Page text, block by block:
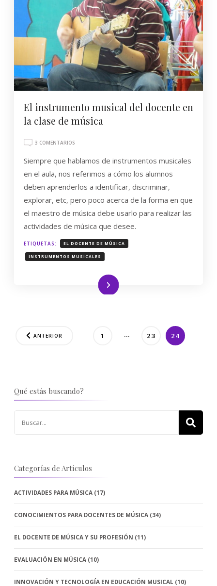
El instrumento musical del docente en
la clase de música
3 COMENTARIOS
INSTRUMENTO
DEL
DOCENTE
LA
CLASE
MÚSICA
Siempre que hablamos de instrumentos musicales
en el aula, nos referimos a cómo los alumnos
deben aprenderlos a identificar, discriminar,
explorar, etc, pero poco acerca de la forma en que
el maestro de música debe usarlo para realizar las
actividades de música que desee.
ETIQUETAS: EL DOCENTE DE MÚSICA
INSTRUMENTOS MUSICALES
Leer más
Paginación
ANTERIOR PÁGINA
1 … PÁGINA
23 PÁGINA
24
Qué estás buscando?
Categorías de Artículos
ACTIVIDADES PARA MÚSICA (17)
CONOCIMIENTOS PARA DOCENTES DE MÚSICA (34)
EL DOCENTE DE MÚSICA Y SU PROFESIÓN (11)
EVALUACIÓN EN MÚSICA (10)
INNOVACIÓN Y TECNOLOGÍA EN EDUCACIÓN MUSICAL (10)